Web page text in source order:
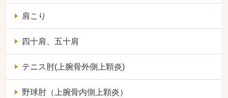
肩こり
四十肩、五十肩
テニス肘(上腕骨外側上顆炎)
野球肘（上腕骨内側上顆炎）